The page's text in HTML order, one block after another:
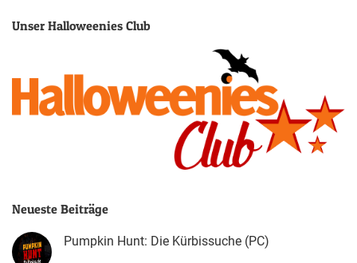
Unser Halloweenies Club
Neueste Beiträge
Pumpkin Hunt: Die Kürbissuche (PC)